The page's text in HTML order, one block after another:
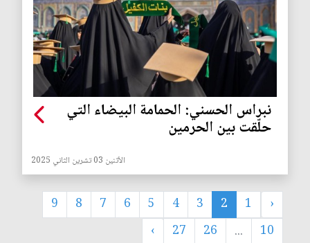
نبراس الحسني: الحمامة البيضاء التي
حلّقت بين الحرمين
الأثنين 03 تشرين الثاني 2025
‹
1
2
3
4
5
6
7
8
9
10
...
26
27
›